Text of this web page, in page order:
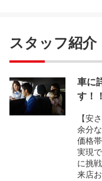
スタッフ紹介
車に
す！！
【安
余分
価格
実現
に挑
来店